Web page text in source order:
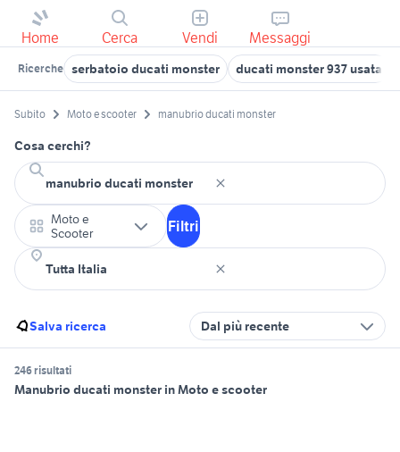
Home Cerca Vendi Messaggi
Ricerche serbatoio ducati monster ducati monster 937 usata
Subito Moto e scooter manubrio ducati monster
Cosa cerchi?
Moto e
Scooter
Filtri
Salva ricerca Dal più recente
246 risultati
Manubrio ducati monster in Moto e scooter